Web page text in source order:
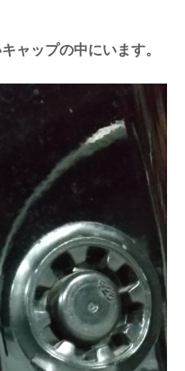
ャップの中にいます。